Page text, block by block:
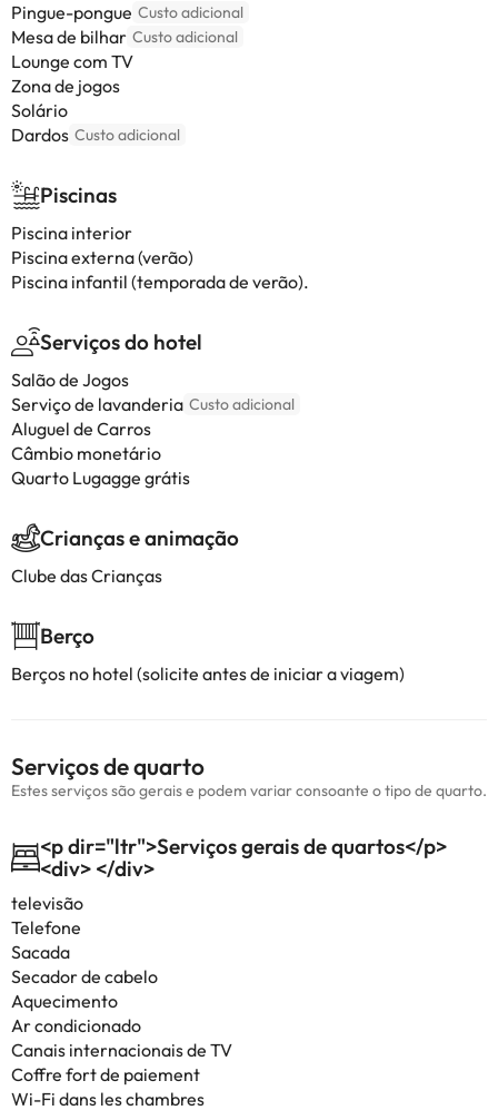
Pingue-pongue Custo adicional
Mesa de bilhar Custo adicional
Lounge com TV
Zona de jogos
Solário
Dardos Custo adicional
Piscinas
Piscina interior
Piscina externa (verão)
Piscina infantil (temporada de verão).
Serviços do hotel
Salão de Jogos
Serviço de lavanderia Custo adicional
Aluguel de Carros
Câmbio monetário
Quarto Lugagge grátis
Crianças e animação
Clube das Crianças
Berço
Berços no hotel (solicite antes de iniciar a viagem)
Serviços de quarto
Estes serviços são gerais e podem variar consoante o tipo de quarto.
<p dir="ltr">Serviços gerais de quartos</p>
<div> </div>
televisão
Telefone
Sacada
Secador de cabelo
Aquecimento
Ar condicionado
Canais internacionais de TV
Coffre fort de paiement
Wi-Fi dans les chambres